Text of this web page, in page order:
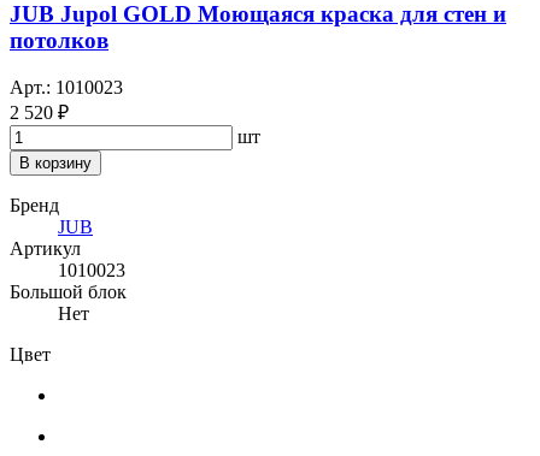
JUB Jupol GOLD Моющаяся краска для стен и
потолков
Арт.: 1010023
2 520 ₽
шт
В корзину
Бренд
JUB
Артикул
1010023
Большой блок
Нет
Цвет